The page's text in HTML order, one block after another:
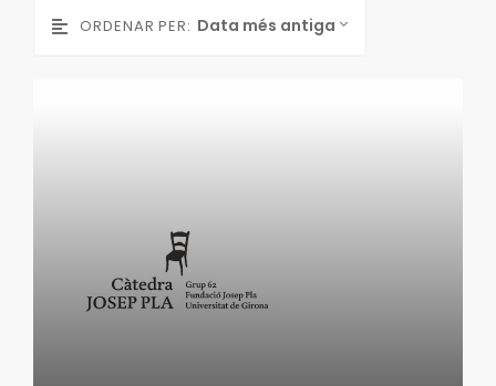
ORDENAR PER: Data més antiga